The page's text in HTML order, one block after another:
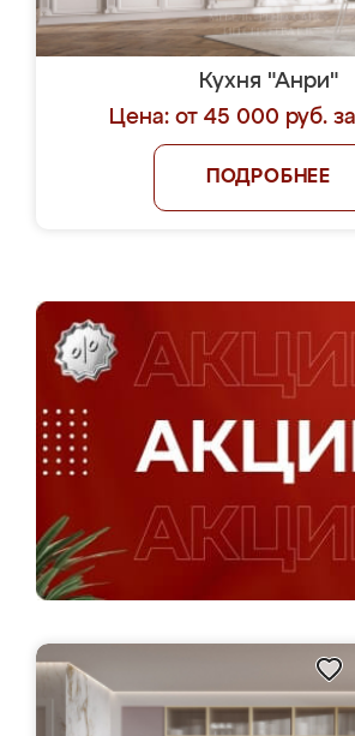
Кухня "Анри"
Цена: от 45 000 руб.
ПОДРОБНЕЕ